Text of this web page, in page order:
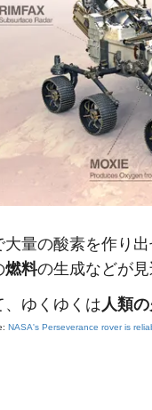
大量の酸素を作り出
燃料の生成などが見
、ゆくゆくは人類
NASA's Perseverance rover is